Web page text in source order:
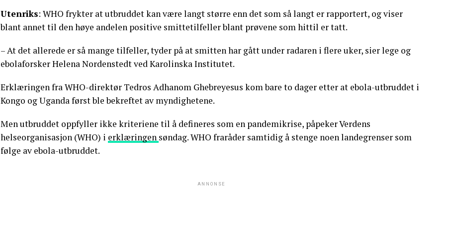
Utenriks: WHO frykter at utbruddet kan være langt større enn det som så langt er rapportert, og viser
blant annet til den høye andelen positive smittetilfeller blant prøvene som hittil er tatt.
– At det allerede er så mange tilfeller, tyder på at smitten har gått under radaren i flere uker, sier lege og
ebolaforsker Helena Nordenstedt ved Karolinska Institutet.
Erklæringen fra WHO-direktør Tedros Adhanom Ghebreyesus kom bare to dager etter at ebola-utbruddet i
Kongo og Uganda først ble bekreftet av myndighetene.
Men utbruddet oppfyller ikke kriteriene til å defineres som en pandemikrise, påpeker Verdens
helseorganisasjon (WHO) i erklæringen søndag. WHO fraråder samtidig å stenge noen landegrenser som
følge av ebola-utbruddet.
ANNONSE